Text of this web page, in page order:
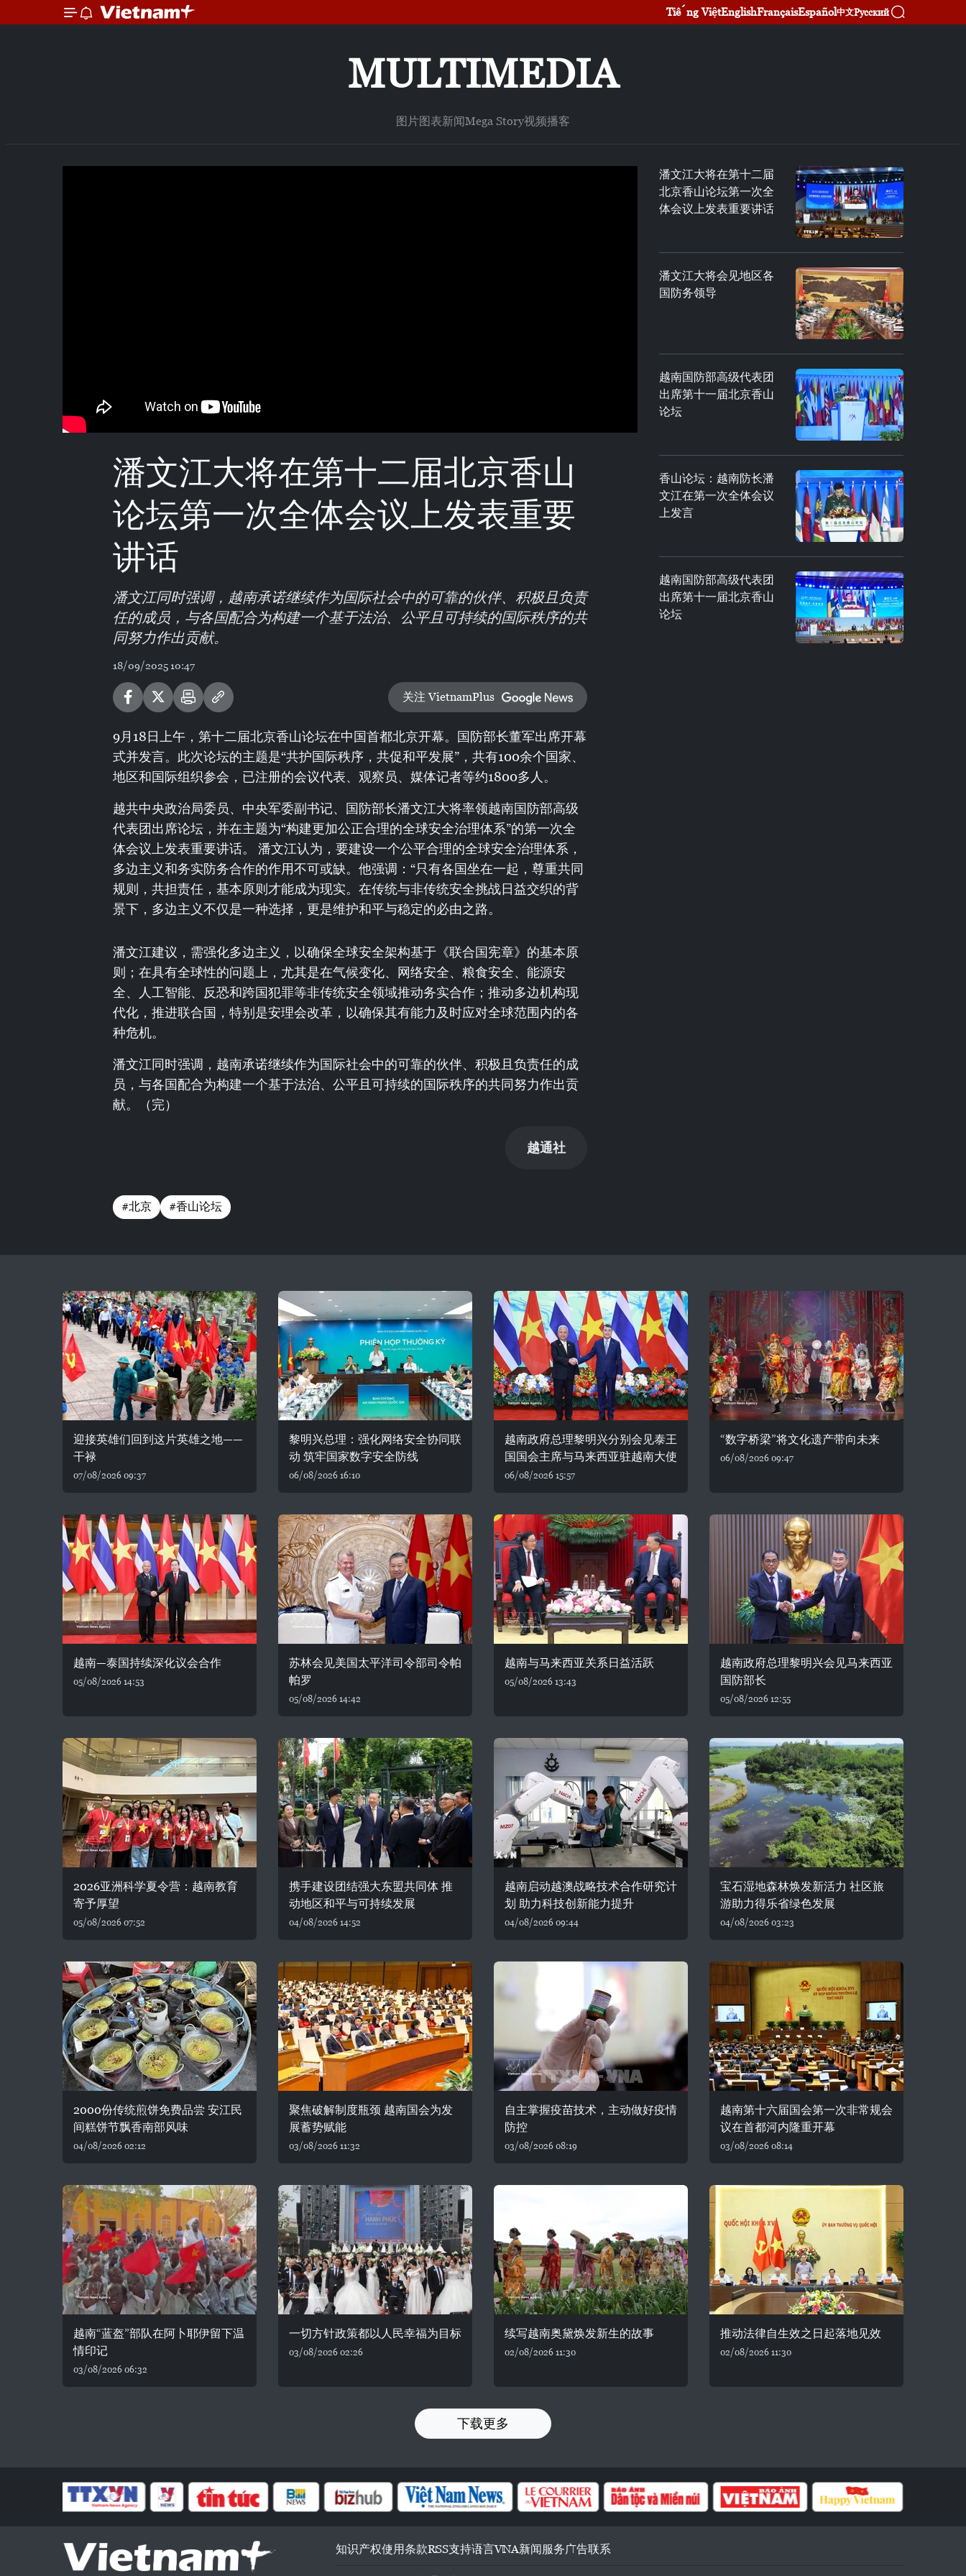
Tiếng ViệtEnglishFrançaisEspañol中文Русский
MULTIMEDIA
图片图表新闻Mega Story视频播客
潘文江大将在第十二届北京香山
论坛第一次全体会议上发表重要
讲话
潘文江同时强调，越南承诺继续作为国际社会中的可靠的伙伴、积极且负责
任的成员，与各国配合为构建一个基于法治、公平且可持续的国际秩序的共
同努力作出贡献。
18/09/2025 10:47
关注 VietnamPlus
9月18日上午，第十二届北京香山论坛在中国首都北京开幕。国防部长董军出席开幕
式并发言。此次论坛的主题是“共护国际秩序，共促和平发展”，共有100余个国家、
地区和国际组织参会，已注册的会议代表、观察员、媒体记者等约1800多人。
越共中央政治局委员、中央军委副书记、国防部长潘文江大将率领越南国防部高级
代表团出席论坛，并在主题为“构建更加公正合理的全球安全治理体系”的第一次全
体会议上发表重要讲话。 潘文江认为，要建设一个公平合理的全球安全治理体系，
多边主义和务实防务合作的作用不可或缺。他强调：“只有各国坐在一起，尊重共同
规则，共担责任，基本原则才能成为现实。在传统与非传统安全挑战日益交织的背
景下，多边主义不仅是一种选择，更是维护和平与稳定的必由之路。
潘文江建议，需强化多边主义，以确保全球安全架构基于《联合国宪章》的基本原
则；在具有全球性的问题上，尤其是在气候变化、网络安全、粮食安全、能源安
全、人工智能、反恐和跨国犯罪等非传统安全领域推动务实合作；推动多边机构现
代化，推进联合国，特别是安理会改革，以确保其有能力及时应对全球范围内的各
种危机。
潘文江同时强调，越南承诺继续作为国际社会中的可靠的伙伴、积极且负责任的成
员，与各国配合为构建一个基于法治、公平且可持续的国际秩序的共同努力作出贡
献。（完）
越通社
#北京 #香山论坛
潘文江大将在第十二届
北京香山论坛第一次全
体会议上发表重要讲话
潘文江大将会见地区各
国防务领导
越南国防部高级代表团
出席第十一届北京香山
论坛
香山论坛：越南防长潘
文江在第一次全体会议
上发言
越南国防部高级代表团
出席第十一届北京香山
论坛
迎接英雄们回到这片英雄之地——
干禄
07/08/2026 09:37
黎明兴总理：强化网络安全协同联
动 筑牢国家数字安全防线
06/08/2026 16:10
越南政府总理黎明兴分别会见泰王
国国会主席与马来西亚驻越南大使
06/08/2026 15:57
“数字桥梁”将文化遗产带向未来
06/08/2026 09:47
越南—泰国持续深化议会合作
05/08/2026 14:53
苏林会见美国太平洋司令部司令帕
帕罗
05/08/2026 14:42
越南与马来西亚关系日益活跃
05/08/2026 13:43
越南政府总理黎明兴会见马来西亚
国防部长
05/08/2026 12:55
2026亚洲科学夏令营：越南教育
寄予厚望
05/08/2026 07:52
携手建设团结强大东盟共同体 推
动地区和平与可持续发展
04/08/2026 14:52
越南启动越澳战略技术合作研究计
划 助力科技创新能力提升
04/08/2026 09:44
宝石湿地森林焕发新活力 社区旅
游助力得乐省绿色发展
04/08/2026 03:23
2000份传统煎饼免费品尝 安江民
间糕饼节飘香南部风味
04/08/2026 02:12
聚焦破解制度瓶颈 越南国会为发
展蓄势赋能
03/08/2026 11:32
自主掌握疫苗技术，主动做好疫情
防控
03/08/2026 08:19
越南第十六届国会第一次非常规会
议在首都河内隆重开幕
03/08/2026 08:14
越南“蓝盔”部队在阿卜耶伊留下温
情印记
03/08/2026 06:32
一切方针政策都以人民幸福为目标
03/08/2026 02:26
续写越南奥黛焕发新生的故事
02/08/2026 11:30
推动法律自生效之日起落地见效
02/08/2026 11:30
下载更多
知识产权使用条款RSS支持语言VNA新闻服务广告联系